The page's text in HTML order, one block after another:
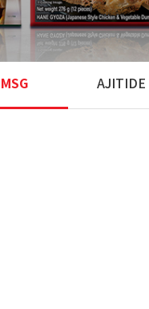
MSG AJITIDE